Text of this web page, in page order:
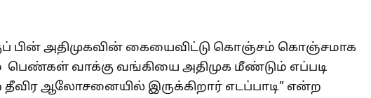
பின் அதிமுகவின் கையைவிட்டு கொஞ்சம் கொஞ்சமாக
வாக்கு வங்கியை அதிமுக மீண்டும் எப்படி
ஆலோசனையில் இருக்கிறார் எடப்பாடி” என்ற